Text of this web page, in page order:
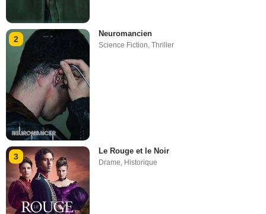
2
Neuromancien
Science Fiction ,Thriller
3
Le Rouge et le Noir
Drame, Historique